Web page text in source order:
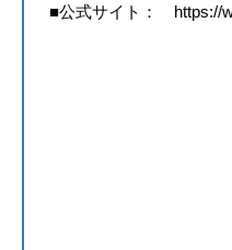
■公式サイト： https://